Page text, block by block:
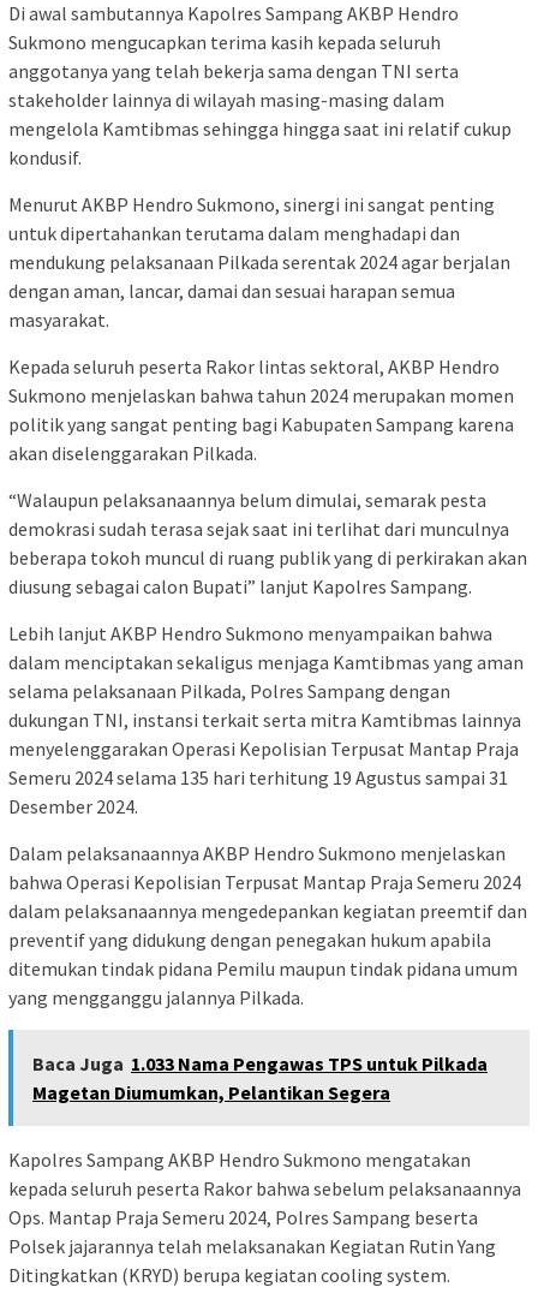
Di awal sambutannya Kapolres Sampang AKBP Hendro
Sukmono mengucapkan terima kasih kepada seluruh
anggotanya yang telah bekerja sama dengan TNI serta
stakeholder lainnya di wilayah masing-masing dalam
mengelola Kamtibmas sehingga hingga saat ini relatif cukup
kondusif.
Menurut AKBP Hendro Sukmono, sinergi ini sangat penting
untuk dipertahankan terutama dalam menghadapi dan
mendukung pelaksanaan Pilkada serentak 2024 agar berjalan
dengan aman, lancar, damai dan sesuai harapan semua
masyarakat.
Kepada seluruh peserta Rakor lintas sektoral, AKBP Hendro
Sukmono menjelaskan bahwa tahun 2024 merupakan momen
politik yang sangat penting bagi Kabupaten Sampang karena
akan diselenggarakan Pilkada.
“Walaupun pelaksanaannya belum dimulai, semarak pesta
demokrasi sudah terasa sejak saat ini terlihat dari munculnya
beberapa tokoh muncul di ruang publik yang di perkirakan akan
diusung sebagai calon Bupati” lanjut Kapolres Sampang.
Lebih lanjut AKBP Hendro Sukmono menyampaikan bahwa
dalam menciptakan sekaligus menjaga Kamtibmas yang aman
selama pelaksanaan Pilkada, Polres Sampang dengan
dukungan TNI, instansi terkait serta mitra Kamtibmas lainnya
menyelenggarakan Operasi Kepolisian Terpusat Mantap Praja
Semeru 2024 selama 135 hari terhitung 19 Agustus sampai 31
Desember 2024.
Dalam pelaksanaannya AKBP Hendro Sukmono menjelaskan
bahwa Operasi Kepolisian Terpusat Mantap Praja Semeru 2024
dalam pelaksanaannya mengedepankan kegiatan preemtif dan
preventif yang didukung dengan penegakan hukum apabila
ditemukan tindak pidana Pemilu maupun tindak pidana umum
yang mengganggu jalannya Pilkada.
Baca Juga 1.033 Nama Pengawas TPS untuk Pilkada
Magetan Diumumkan, Pelantikan Segera
Kapolres Sampang AKBP Hendro Sukmono mengatakan
kepada seluruh peserta Rakor bahwa sebelum pelaksanaannya
Ops. Mantap Praja Semeru 2024, Polres Sampang beserta
Polsek jajarannya telah melaksanakan Kegiatan Rutin Yang
Ditingkatkan (KRYD) berupa kegiatan cooling system.